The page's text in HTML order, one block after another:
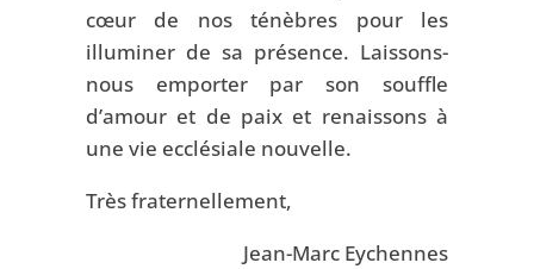
cœur de nos ténèbres pour les
illuminer de sa présence. Laissons-
nous emporter par son souffle
d’amour et de paix et renaissons à
une vie ecclésiale nouvelle.
Très fraternellement,
Jean-Marc Eychennes